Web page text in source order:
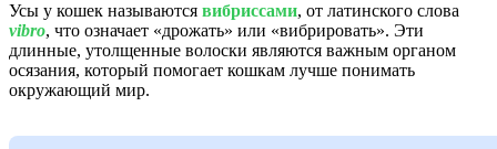
Усы у кошек называются вибриссами, от латинского слова
vibro, что означает «дрожать» или «вибрировать». Эти
длинные, утолщенные волоски являются важным органом
осязания, который помогает кошкам лучше понимать
окружающий мир.